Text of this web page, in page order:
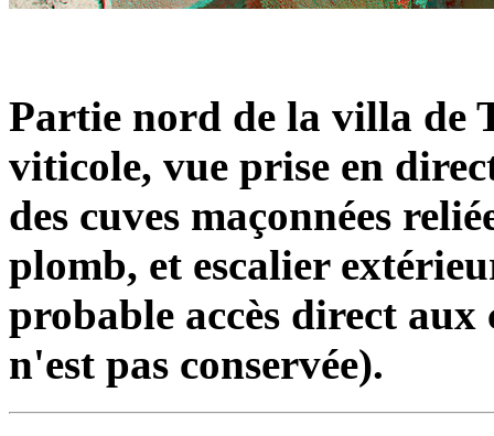
Partie nord de la villa de
viticole, vue prise en
des cuves maçonnées
plomb, et escalier
probable accès direct
n'est pas conservée).